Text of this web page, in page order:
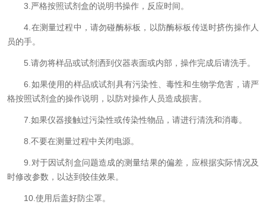
3.严格按照试剂盒的说明书操作，反应时间。
4.在测量过程中，请勿碰酶标板，以防酶标板传送时挤伤操作人
员的手。
5.请勿将样品或试剂洒到仪器表面或内部，操作完成后请洗手。
6.如果使用的样品或试剂具有污染性、毒性和生物学危害，请严
格按照试剂盒的操作说明，以防对操作人员造成损害。
7.如果仪器接触过污染性或传染性物品，请进行清洗和消毒。
8.不要在测量过程中关闭电源。
9.对于因试剂盒问题造成的测量结果的偏差，应根据实际情况及
时修改参数，以达到较佳效果。
10.使用后盖好防尘罩。